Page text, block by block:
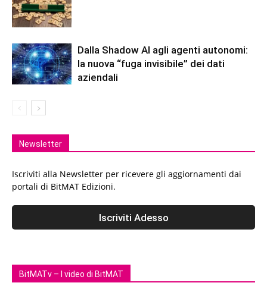
Dalla Shadow AI agli agenti autonomi:
la nuova “fuga invisibile” dei dati
aziendali
Newsletter
Iscriviti alla Newsletter per ricevere gli aggiornamenti dai
portali di BitMAT Edizioni.
BitMATv – I video di BitMAT